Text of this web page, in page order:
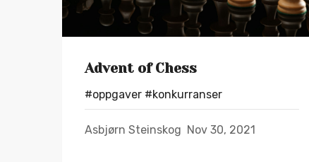
Advent of Chess
#oppgaver #konkurranser
Asbjørn Steinskog Nov 30, 2021